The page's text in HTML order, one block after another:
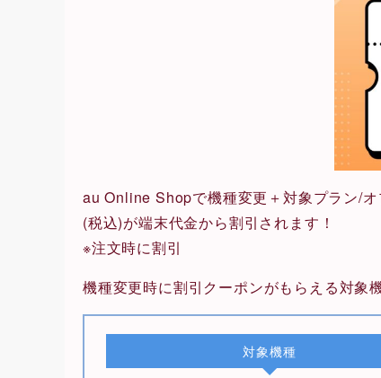
au Online Shopで機種変更＋対象プラン/
(税込)が端末代金から割引されます！
※注文時に割引
機種変更時に割引クーポンがもらえる対象
対象機種